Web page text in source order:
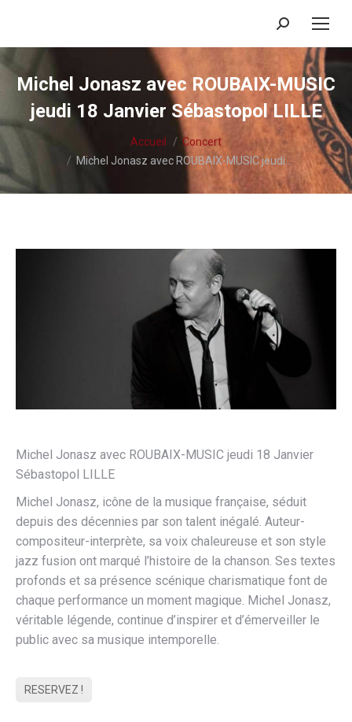
Recherche
:
Michel Jonasz avec ROUBAIX-MUSIC
jeudi 18 Janvier Sébastopol LILLE
Accueil
Concert
Michel Jonasz avec ROUBAIX-MUSIC jeudi…
Michel Jonasz avec ROUBAIX-MUSIC jeudi 18 Janvier
Sébastopol LILLE
Michel Jonasz, icône de la musique française, séduit
depuis des décennies par son talent inégalé. Auteur-
compositeur-interprète, sa voix chaleureuse et son style
jazz fusion ont marqué l’histoire de la chanson. Ses textes
profonds et sa présence scénique charismatique font de
chaque performance un moment magique. Michel Jonasz,
véritable légende, continue d’inspirer et d’émerveiller le
public avec sa musique intemporelle.
RESERVEZ !